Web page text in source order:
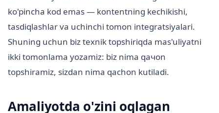
ko'pincha kod emas — kontentning kechikishi,
tasdiqlashlar va uchinchi tomon integratsiyalari.
Shuning uchun biz texnik topshiriqda mas'uliyatni
ikki tomonlama yozamiz: biz nima qачon
topshiramiz, sizdan nima qachon kutiladi.
Amaliyotda o'zini oqlagan